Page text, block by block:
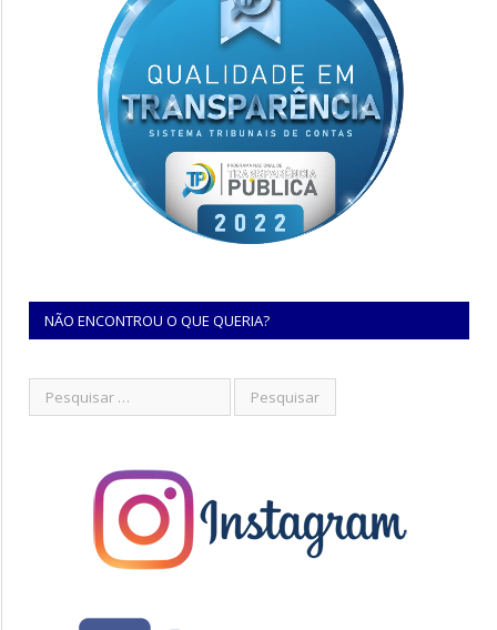
NÃO ENCONTROU O QUE QUERIA?